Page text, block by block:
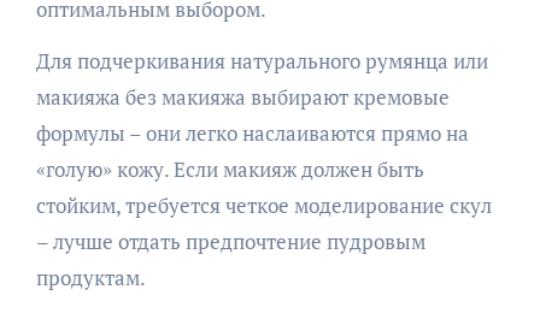
оптимальным выбором.
Для подчеркивания натурального румянца или
макияжа без макияжа выбирают кремовые
формулы – они легко наслаиваются прямо на
«голую» кожу. Если макияж должен быть
стойким, требуется четкое моделирование скул
– лучше отдать предпочтение пудровым
продуктам.